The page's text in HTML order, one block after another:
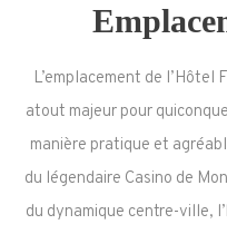
L’emplacement de
atout majeur pour
manière pratique et
du légendaire Casino de
du dynamique centre-ville,